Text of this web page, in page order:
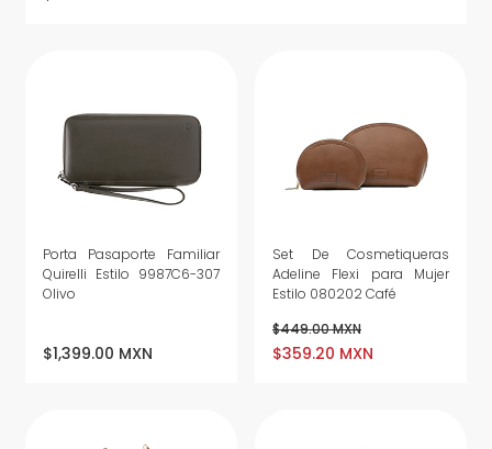
Porta Pasaporte Familiar
Quirelli Estilo 9987C6-307
Olivo
$1,399.00 MXN
Set De Cosmetiqueras
Adeline Flexi para Mujer
Estilo 080202 Café
$449.00 MXN
$359.20 MXN